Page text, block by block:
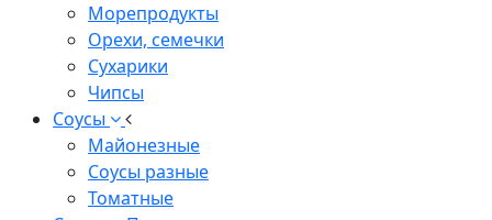
Морепродукты
Орехи, семечки
Сухарики
Чипсы
Соусы
Майонезные
Соусы разные
Томатные